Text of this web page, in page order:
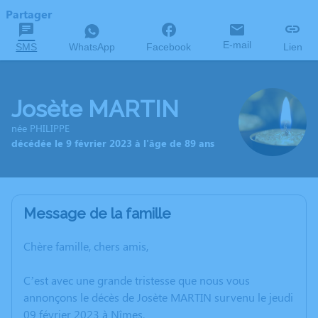
Partager
SMS WhatsApp Facebook E-mail Lien
Josète MARTIN
née PHILIPPE
décédée le 9 février 2023 à l'âge de 89 ans
Message de la famille
Chère famille, chers amis,
C’est avec une grande tristesse que nous vous
annonçons le décès de Josète MARTIN survenu le jeudi
09 février 2023 à Nîmes.